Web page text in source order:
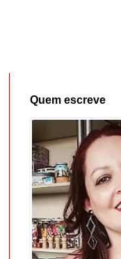
Quem escreve